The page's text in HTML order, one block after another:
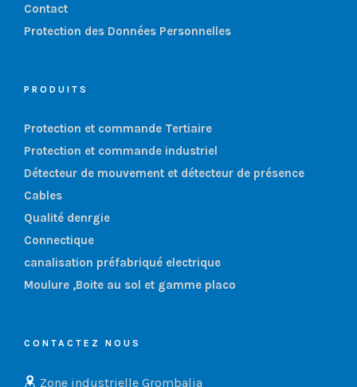
Contact
Protection des Données Personnelles
PRODUITS
Protection et commande Tertiaire
Protection et commande industriel
Détecteur de mouvement et détecteur de présence
Cables
Qualité denrgie
Connectique
canalisation préfabriqué electrique
Moulure ,Boite au sol et gamme placo
CONTACTEZ NOUS
Zone industrielle Grombalia